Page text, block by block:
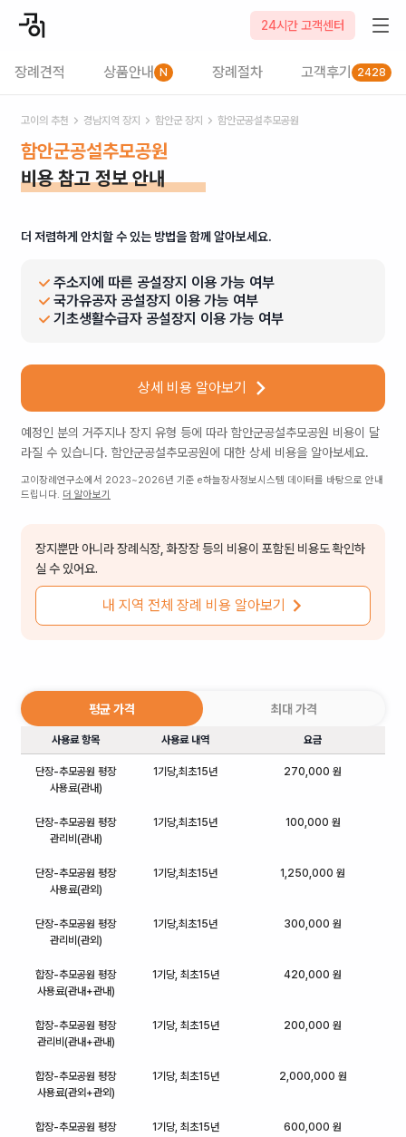
24시간 고객센터
장례견적 상품안내 N 장례절차 고객후기 2428
고이의 추천 경남지역 장지 함안군 장지 함안군공설추모공원
함안군공설추모공원
비용 참고 정보 안내
더 저렴하게 안치할 수 있는 방법을 함께 알아보세요.
주소지에 따른 공설장지 이용 가능 여부
국가유공자 공설장지 이용 가능 여부
기초생활수급자 공설장지 이용 가능 여부
상세 비용 알아보기
예정인 분의 거주지나 장지 유형 등에 따라 함안군공설추모공원 비용이 달
라질 수 있습니다. 함안군공설추모공원에 대한 상세 비용을 알아보세요.
고이장례연구소에서 2023~2026년 기준 e하늘장사정보시스템 데이터를 바탕으로 안내
드립니다. 더 알아보기
장지뿐만 아니라 장례식장, 화장장 등의 비용이 포함된 비용도 확인하
실 수 있어요.
내 지역 전체 장례 비용 알아보기
평균 가격 최대 가격
사용료 항목 사용료 내역 요금
단장-추모공원 평장
사용료(관내)
1기당,최초15년 270,000 원
단장-추모공원 평장
관리비(관내)
1기당,최초15년 100,000 원
단장-추모공원 평장
사용료(관외)
1기당,최초15년 1,250,000 원
단장-추모공원 평장
관리비(관외)
1기당,최초15년 300,000 원
합장-추모공원 평장
사용료(관내+관내)
1기당, 최초15년 420,000 원
합장-추모공원 평장
관리비(관내+관내)
1기당, 최초15년 200,000 원
합장-추모공원 평장
사용료(관외+관외)
1기당, 최초15년 2,000,000 원
합장-추모공원 평장
1기당, 최초15년 600,000 원